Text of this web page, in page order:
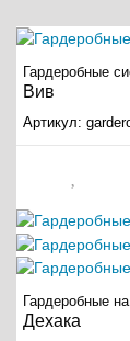
Гардеробные
Вив
Артикул:
Гардеробные
Дехака